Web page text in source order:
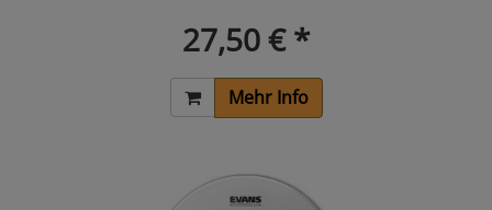
27,50 € *
Mehr Info